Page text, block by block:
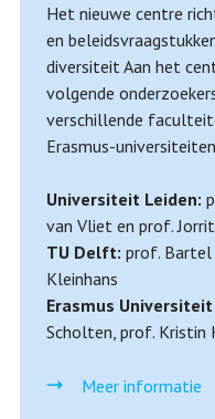
Het nieuwe centre
en
diversiteit Aan het
volgende
verschillende
Erasmus-
Universiteit Leiden:
van Vliet en prof.
TU Delft: prof. Bartel
Kleinhans
Erasmus
Scholten, prof. Kristin
Meer informatie